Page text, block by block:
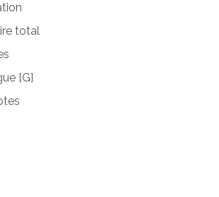
total
[G]